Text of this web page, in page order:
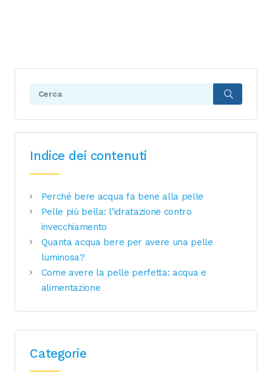
Search:
Indice dei contenuti
Perché bere acqua fa bene alla pelle
Pelle più bella: l’idratazione contro
invecchiamento
Quanta acqua bere per avere una pelle
luminosa?
Come avere la pelle perfetta: acqua e
alimentazione
Categorie